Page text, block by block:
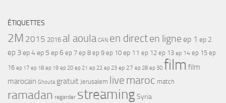
ÉTIQUETTES
2M 2015 2016 al aoula CAN en directen ligne ep 1 ep 2
ep 3ep 4ep 5 ep 6 ep 7 ep 8 ep 9 ep 10 ep 11 ep 12 ep 13 ep 14 ep 15 ep
16 ep 17 ep 18 ep 19 ep 20 ep 21 ep 22 ep 23 ep 27 ep 28 ep 30 film film
marocain Ghouta gratuit Jerusalem live maroc match
ramadan regarder streamingSyria